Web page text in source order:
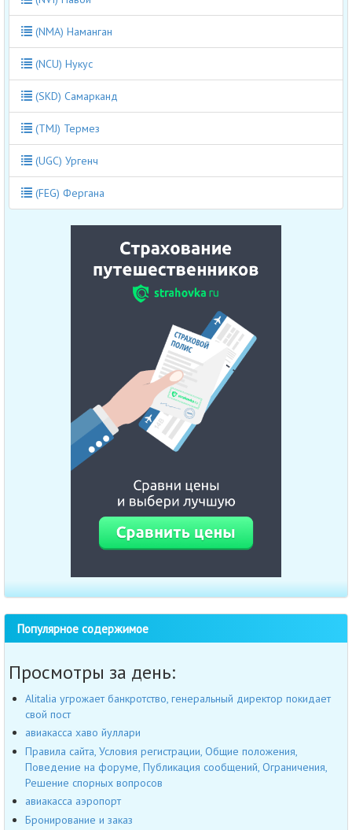
(NMA) Наманган
(NCU) Нукус
(SKD) Самарканд
(TMJ) Термез
(UGC) Ургенч
(FEG) Фергана
Популярное содержимое
Просмотры за день:
Alitalia угрожает банкротство, генеральный директор покидает
свой пост
авиакасса хаво йуллари
Правила сайта, Условия регистрации, Общие положения,
Поведение на форуме, Публикация сообщений, Ограничения,
Решение спорных вопросов
авиакасса аэропорт
Бронирование и заказ